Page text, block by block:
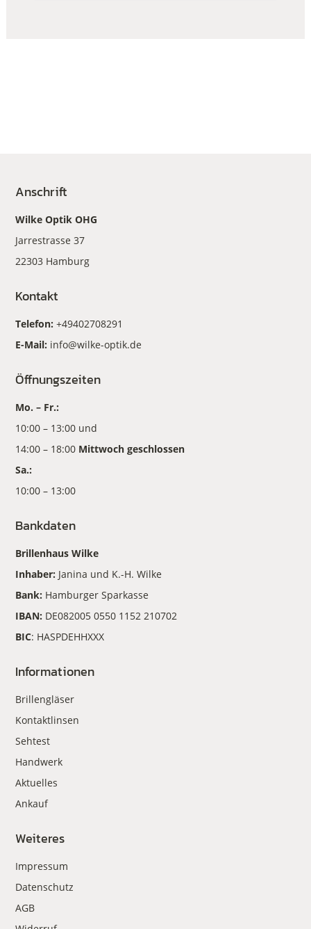
Anschrift
Wilke Optik OHG
Jarrestrasse 37
22303 Hamburg
Kontakt
Telefon:+49402708291
E-Mail: info@wilke-optik.de
Öffnungszeiten
Mo. – Fr.:
10:00 – 13:00 und
14:00 – 18:00 Mittwoch geschlossen
Sa.:
10:00 – 13:00
Bankdaten
Brillenhaus Wilke
Inhaber: Janina und K.-H. Wilke
Bank: Hamburger Sparkasse
IBAN: DE082005 0550 1152 210702
BIC: HASPDEHHXXX
Informationen
Brillengläser
Kontaktlinsen
Sehtest
Handwerk
Aktuelles
Ankauf
Weiteres
Impressum
Datenschutz
AGB